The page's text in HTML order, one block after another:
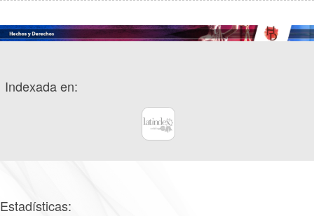
Indexada en:
Estadísticas: